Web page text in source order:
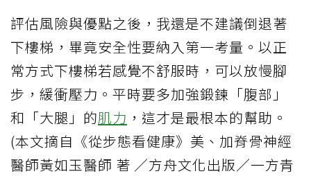
評估風險與優點之後，我還是不建議倒退著
下樓梯，畢竟安全性要納入第一考量。以正
常方式下樓梯若感覺不舒服時，可以放慢腳
步，緩衝壓力。平時要多加強鍛鍊「腹部」
和「大腿」的肌力 ，這才是最根本的幫助。
(本文摘自《從步態看健康》美、加脊骨神經
醫師黃如玉醫師 著 ／方舟文化出版／一方青